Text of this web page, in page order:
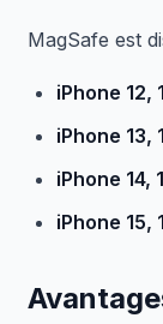
MagSafe est
iPhone 12,
iPhone 13,
iPhone 14,
iPhone 15,